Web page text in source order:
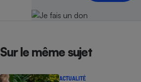
Sur le même sujet
ACTUALITÉ